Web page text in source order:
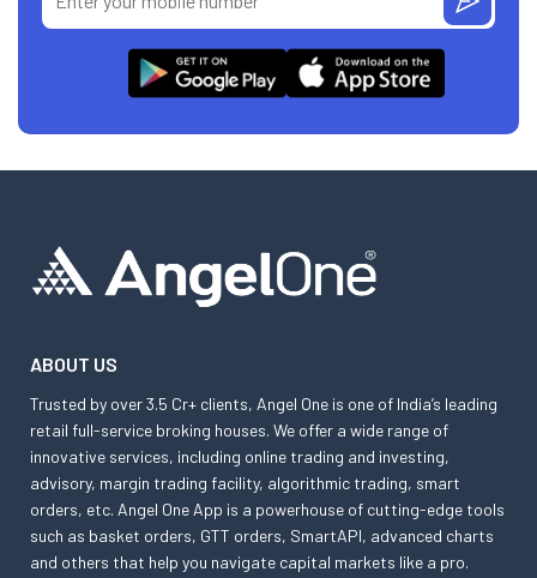
ABOUT US
Trusted by over 3.5 Cr+ clients, Angel One is one of India’s leading
retail full-service broking houses. We offer a wide range of
innovative services, including online trading and investing,
advisory, margin trading facility, algorithmic trading, smart
orders, etc. Angel One App is a powerhouse of cutting-edge tools
such as basket orders, GTT orders, SmartAPI, advanced charts
and others that help you navigate capital markets like a pro.